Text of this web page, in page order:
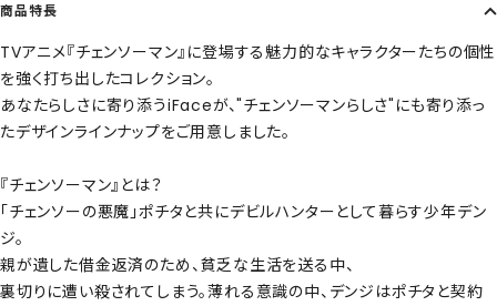
商品特長
TVアニメ『チェンソーマン』に登場する魅力的なキャラクターたちの個性
を強く打ち出したコレクション。
あなたらしさに寄り添うiFaceが、"チェンソーマンらしさ"にも寄り添っ
たデザインラインナップをご用意しました。
『チェンソーマン』とは？
「チェンソーの悪魔」ポチタと共にデビルハンターとして暮らす少年デン
ジ。
親が遺した借金返済のため、貧乏な生活を送る中、
裏切りに遭い殺されてしまう。薄れる意識の中、デンジはポチタと契約